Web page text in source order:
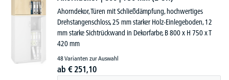
Ahorndekor, Türen mit Schließdämpfung, hochwertiges
Drehstangenschloss, 25 mm starker Holz-Einlegeboden, 12
mm starke Sichtrückwand in Dekorfarbe, B 800 x H 750 x T
420 mm
48 Varianten zur Auswahl
ab € 251,10